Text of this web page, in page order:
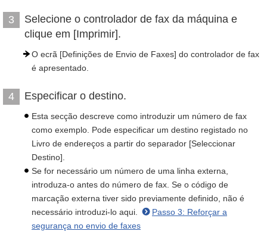
3
Selecione o controlador de fax da máquina e
clique em [Imprimir].
O ecrã [Definições de Envio de Faxes] do controlador de fax
é apresentado.
4 Especificar o destino.
Esta secção descreve como introduzir um número de fax
como exemplo. Pode especificar um destino registado no
Livro de endereços a partir do separador [Seleccionar
Destino].
Se for necessário um número de uma linha externa,
introduza-o antes do número de fax. Se o código de
marcação externa tiver sido previamente definido, não é
necessário introduzi-lo aqui.
Passo 3: Reforçar a
segurança no envio de faxes